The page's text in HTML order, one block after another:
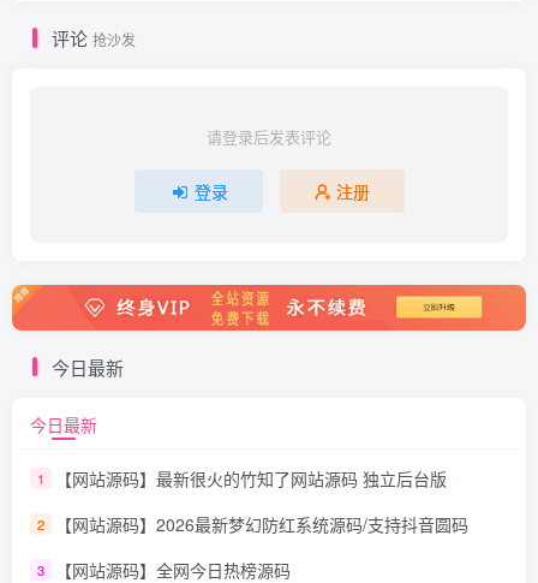
评论 抢沙发
请登录后发表评论
登录 注册
今日最新
今日最新
1 【网站源码】最新很火的竹知了网站源码 独立后台版
2 【网站源码】2026最新梦幻防红系统源码/支持抖音圆码
3 【网站源码】全网今日热榜源码